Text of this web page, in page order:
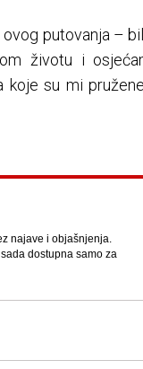
ovog putovanja –
životu i
su mi
najave i objašnjenja.
dostupna samo za